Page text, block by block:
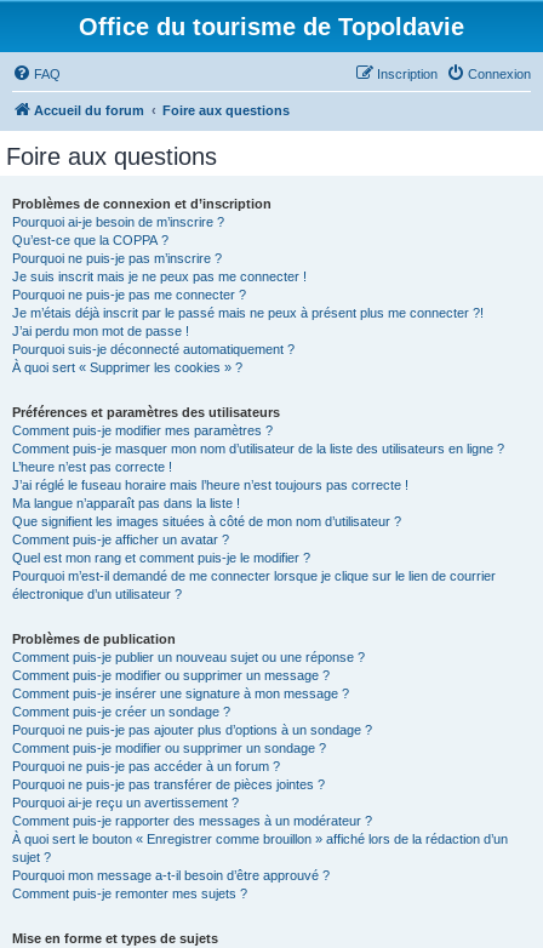
Office du tourisme de Topoldavie
FAQ Connexion
Inscription
Accueil du forum Foire aux questions
Foire aux questions
Problèmes de connexion et d’inscription
Pourquoi ai-je besoin de m’inscrire ?
Qu’est-ce que la COPPA ?
Pourquoi ne puis-je pas m’inscrire ?
Je suis inscrit mais je ne peux pas me connecter !
Pourquoi ne puis-je pas me connecter ?
Je m’étais déjà inscrit par le passé mais ne peux à présent plus me connecter ?!
J’ai perdu mon mot de passe !
Pourquoi suis-je déconnecté automatiquement ?
À quoi sert « Supprimer les cookies » ?
Préférences et paramètres des utilisateurs
Comment puis-je modifier mes paramètres ?
Comment puis-je masquer mon nom d’utilisateur de la liste des utilisateurs en ligne ?
L’heure n’est pas correcte !
J’ai réglé le fuseau horaire mais l’heure n’est toujours pas correcte !
Ma langue n’apparaît pas dans la liste !
Que signifient les images situées à côté de mon nom d’utilisateur ?
Comment puis-je afficher un avatar ?
Quel est mon rang et comment puis-je le modifier ?
Pourquoi m’est-il demandé de me connecter lorsque je clique sur le lien de courrier
électronique d’un utilisateur ?
Problèmes de publication
Comment puis-je publier un nouveau sujet ou une réponse ?
Comment puis-je modifier ou supprimer un message ?
Comment puis-je insérer une signature à mon message ?
Comment puis-je créer un sondage ?
Pourquoi ne puis-je pas ajouter plus d’options à un sondage ?
Comment puis-je modifier ou supprimer un sondage ?
Pourquoi ne puis-je pas accéder à un forum ?
Pourquoi ne puis-je pas transférer de pièces jointes ?
Pourquoi ai-je reçu un avertissement ?
Comment puis-je rapporter des messages à un modérateur ?
À quoi sert le bouton « Enregistrer comme brouillon » affiché lors de la rédaction d’un
sujet ?
Pourquoi mon message a-t-il besoin d’être approuvé ?
Comment puis-je remonter mes sujets ?
Mise en forme et types de sujets